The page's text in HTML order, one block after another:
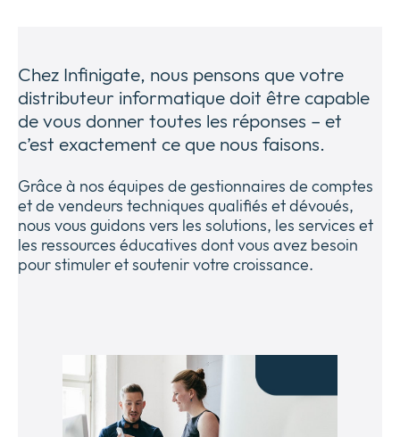
sub
or
Chez Infinigate, nous pensons que votre
distributeur informatique doit être capable
de vous donner toutes les réponses – et
c’est exactement ce que nous faisons.
Grâce à nos équipes de gestionnaires de comptes
et de vendeurs techniques qualifiés et dévoués,
nous vous guidons vers les solutions, les services et
les ressources éducatives dont vous avez besoin
pour stimuler et soutenir votre croissance.